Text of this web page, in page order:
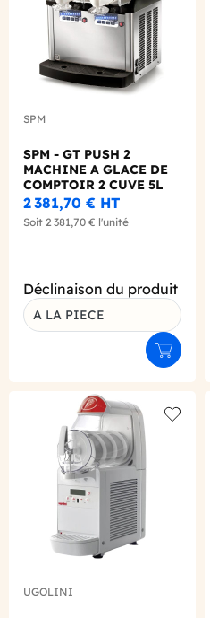
SPM
SPM - GT PUSH 2
MACHINE A GLACE DE
COMPTOIR 2 CUVE 5L
2 381,70 € HT
Soit 2 381,70 € l'unité
Déclinaison du produit
A LA PIECE
Ajouter
Add
UGOLINI